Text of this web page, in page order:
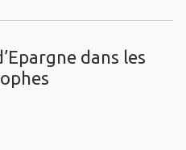
dans les